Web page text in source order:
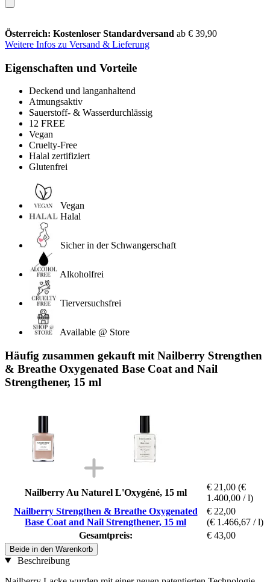
Österreich: Kostenloser Standardversand ab € 39,90
Weitere Infos zu Versand & Lieferung
Eigenschaften und Vorteile
Deckend und langanhaltend
Atmungsaktiv
Sauerstoff- & Wasserdurchlässig
12 FREE
Vegan
Cruelty-Free
Halal zertifiziert
Glutenfrei
Vegan
Halal
Sicher in der Schwangerschaft
Alkoholfrei
Tierversuchsfrei
Available @ Store
Häufig zusammen gekauft mit Nailberry Strengthen
& Breathe Oxygenated Base Coat and Nail
Strengthener, 15 ml
Nailberry Au Naturel L'Oxygéné, 15 ml
€ 21,00 (€
1.400,00 / l)
Nailberry Strengthen & Breathe Oxygenated
Base Coat and Nail Strengthener, 15 ml
€ 22,00
(€ 1.466,67 / l)
Gesamtpreis:
€ 43,00
Beide in den Warenkorb
Beschreibung